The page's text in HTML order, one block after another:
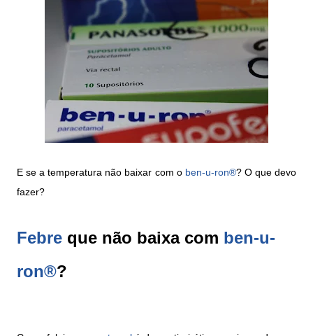
E se a temperatura não baixar com o ben-u-ron®? O que devo
fazer?
Febre que não baixa com ben-u-
ron®?